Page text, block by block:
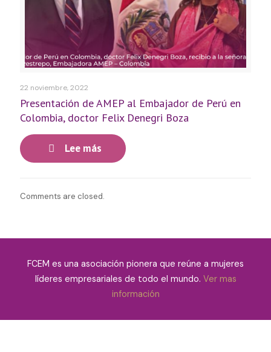
22 noviembre, 2022
Presentación de AMEP al Embajador de Perú en
Colombia, doctor Felix Denegri Boza
Lee más
Comments are closed.
FCEM es una asociación pionera que reúne a mujeres
líderes empresariales de todo el mundo. Ver mas
información